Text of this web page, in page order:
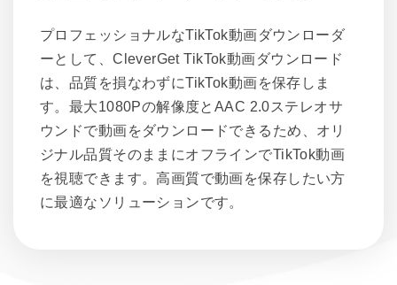
プロフェッショナルなTikTok動画ダウンローダ
ーとして、CleverGet TikTok動画ダウンロード
は、品質を損なわずにTikTok動画を保存しま
す。最大1080Pの解像度とAAC 2.0ステレオサ
ウンドで動画をダウンロードできるため、オリ
ジナル品質そのままにオフラインでTikTok動画
を視聴できます。高画質で動画を保存したい方
に最適なソリューションです。